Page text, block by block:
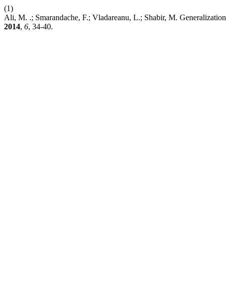
(1)
Ali, M. .; Smarandache, F.; Vladareanu, L.; Shabir, M.
2014, 6, 34-40.